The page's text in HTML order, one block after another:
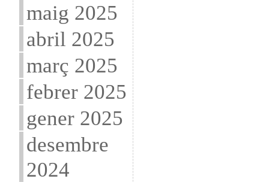
maig 2025
abril 2025
març 2025
febrer 2025
gener 2025
desembre
2024